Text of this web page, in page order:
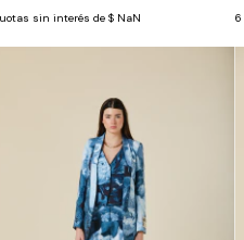
sin interés de $ NaN 6